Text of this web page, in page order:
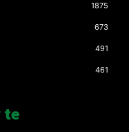
1875
673
491
461
te